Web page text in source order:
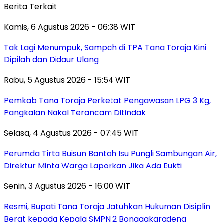
Berita Terkait
Kamis, 6 Agustus 2026 - 06:38 WIT
Tak Lagi Menumpuk, Sampah di TPA Tana Toraja Kini
Dipilah dan Didaur Ulang
Rabu, 5 Agustus 2026 - 15:54 WIT
Pemkab Tana Toraja Perketat Pengawasan LPG 3 Kg,
Pangkalan Nakal Terancam Ditindak
Selasa, 4 Agustus 2026 - 07:45 WIT
Perumda Tirta Buisun Bantah Isu Pungli Sambungan Air,
Direktur Minta Warga Laporkan Jika Ada Bukti
Senin, 3 Agustus 2026 - 16:00 WIT
Resmi, Bupati Tana Toraja Jatuhkan Hukuman Disiplin
Berat kepada Kepala SMPN 2 Bonggakaradeng